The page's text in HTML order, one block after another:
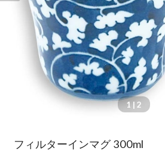
1 | 2
フィルターインマグ 300ml